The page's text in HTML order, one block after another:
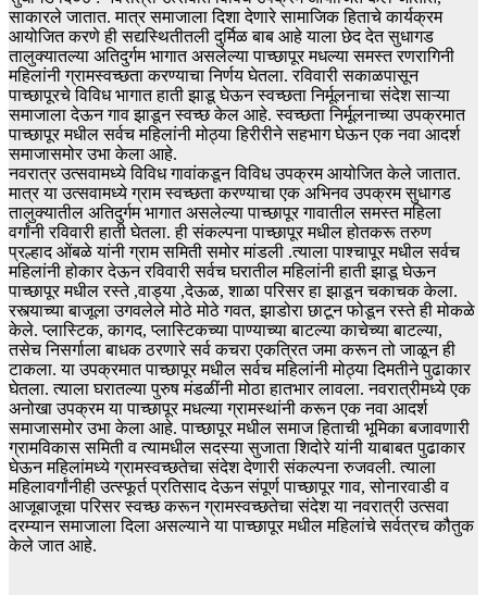
साकारले जातात. मात्र समाजाला दिशा देणारे सामाजिक हिताचे कार्यक्रम
आयोजित करणे ही सद्यस्थितीतली दुर्मिळ बाब आहे याला छेद देत सुधागड
तालुक्यातल्या अतिदुर्गम भागात असलेल्या पाच्छापूर मधल्या समस्त रणरागिनी
महिलांनी ग्रामस्वच्छता करण्याचा निर्णय घेतला. रविवारी सकाळपासून
पाच्छापूरचे विविध भागात हाती झाडू घेऊन स्वच्छता निर्मूलनाचा संदेश साऱ्या
समाजाला देऊन गाव झाडून स्वच्छ केल आहे. स्वच्छता निर्मूलनाच्या उपक्रमात
पाच्छापूर मधील सर्वच महिलांनी मोठ्या हिरीरीने सहभाग घेऊन एक नवा आदर्श
समाजासमोर उभा केला आहे.
नवरात्र उत्सवामध्ये विविध गावांकडून विविध उपक्रम आयोजित केले जातात.
मात्र या उत्सवामध्ये ग्राम स्वच्छता करण्याचा एक अभिनव उपक्रम सुधागड
तालुक्यातील अतिदुर्गम भागात असलेल्या पाच्छापूर गावातील समस्त महिला
वर्गांनी रविवारी हाती घेतला. ही संकल्पना पाच्छापूर मधील होतकरू तरुण
प्रल्हाद ओंबळे यांनी ग्राम समिती समोर मांडली .त्याला पाश्चापूर मधील सर्वच
महिलांनी होकार देऊन रविवारी सर्वच घरातील महिलांनी हाती झाडू घेऊन
पाच्छापूर मधील रस्ते ,वाड्या ,देऊळ, शाळा परिसर हा झाडून चकाचक केला.
रस्त्याच्या बाजूला उगवलेले मोठे मोठे गवत, झाडोरा छाटून फोडून रस्ते ही मोकळे
केले. प्लास्टिक, कागद, प्लास्टिकच्या पाण्याच्या बाटल्या काचेच्या बाटल्या,
तसेच निसर्गाला बाधक ठरणारे सर्व कचरा एकत्रित जमा करून तो जाळून ही
टाकला. या उपक्रमात पाच्छापूर मधील सर्वच महिलांनी मोठ्या दिमतीने पुढाकार
घेतला. त्याला घरातल्या पुरुष मंडळींनी मोठा हातभार लावला. नवरात्रीमध्ये एक
अनोखा उपक्रम या पाच्छापूर मधल्या ग्रामस्थांनी करून एक नवा आदर्श
समाजासमोर उभा केला आहे. पाच्छापूर मधील समाज हिताची भूमिका बजावणारी
ग्रामविकास समिती व त्यामधील सदस्या सुजाता शिदोरे यांनी याबाबत पुढाकार
घेऊन महिलांमध्ये ग्रामस्वच्छतेचा संदेश देणारी संकल्पना रुजवली. त्याला
महिलावर्गांनीही उत्स्फूर्त प्रतिसाद देऊन संपूर्ण पाच्छापूर गाव, सोनारवाडी व
आजूबाजूचा परिसर स्वच्छ करून ग्रामस्वच्छतेचा संदेश या नवरात्री उत्सवा
दरम्यान समाजाला दिला असल्याने या पाच्छापूर मधील महिलांचे सर्वत्रच कौतुक
केले जात आहे.